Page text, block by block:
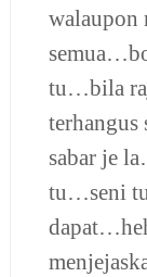
walaupon
tu…bila
sabar je
tu…seni